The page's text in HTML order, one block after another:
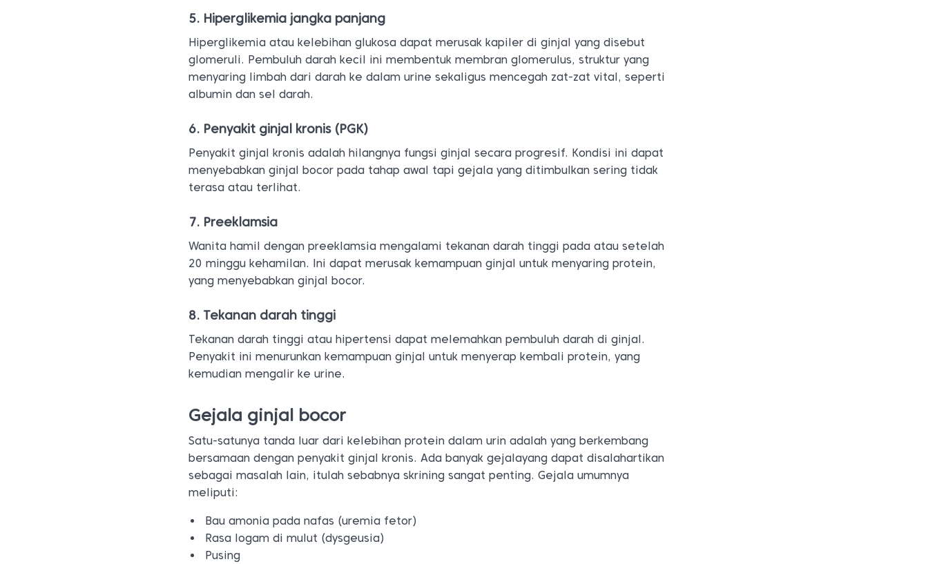
5. Hiperglikemia jangka panjang
Hiperglikemia atau kelebihan glukosa dapat merusak kapiler di ginjal yang disebut
glomeruli. Pembuluh darah kecil ini membentuk membran glomerulus, struktur yang
menyaring limbah dari darah ke dalam urine sekaligus mencegah zat-zat vital, seperti
albumin dan sel darah.
6. Penyakit ginjal kronis (PGK)
Penyakit ginjal kronis adalah hilangnya fungsi ginjal secara progresif. Kondisi ini dapat
menyebabkan ginjal bocor pada tahap awal tapi gejala yang ditimbulkan sering tidak
terasa atau terlihat.
7. Preeklamsia
Wanita hamil dengan preeklamsia mengalami tekanan darah tinggi pada atau setelah
20 minggu kehamilan. Ini dapat merusak kemampuan ginjal untuk menyaring protein,
yang menyebabkan ginjal bocor.
8. Tekanan darah tinggi
Tekanan darah tinggi atau hipertensi dapat melemahkan pembuluh darah di ginjal.
Penyakit ini menurunkan kemampuan ginjal untuk menyerap kembali protein, yang
kemudian mengalir ke urine.
Gejala ginjal bocor
Satu-satunya tanda luar dari kelebihan protein dalam urin adalah yang berkembang
bersamaan dengan penyakit ginjal kronis. Ada banyak gejalayang dapat disalahartikan
sebagai masalah lain, itulah sebabnya skrining sangat penting. Gejala umumnya
meliputi:
Bau amonia pada nafas (uremia fetor)
Rasa logam di mulut (dysgeusia)
Pusing